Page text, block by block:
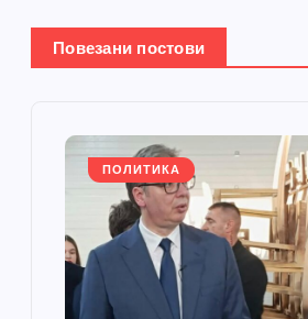
Повезани постови
ПОЛИТИКА